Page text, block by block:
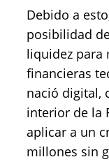
Debido a
posibilidad
liquidez para
financieras
nació digital,
interior de la
aplicar a un
millones sin